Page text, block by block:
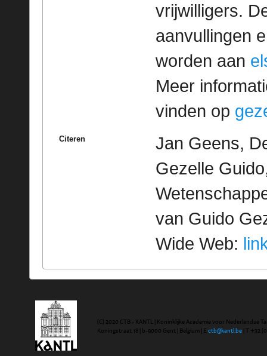
vrijwilligers.
aanvullingen
worden aan
Meer
vinden op
Citeren
Jan Geens,
Gezelle
van Guido
Wide Web:
(C) 2020 CTB - KANTL | Koninklijke Academie voor Nederlandse
Koningstraat 18 | b-9000 Gent | Belgium | E ctb@kantl.be | T +32